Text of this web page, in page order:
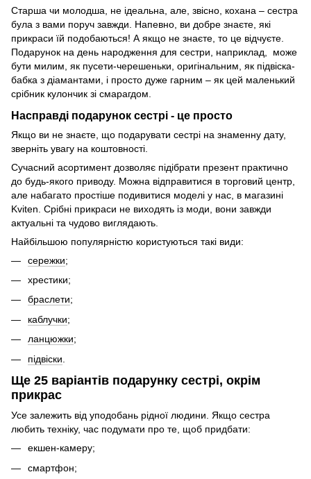
Старша чи молодша, не ідеальна, але, звісно, кохана – сестра
була з вами поруч завжди. Напевно, ви добре знаєте, які
прикраси їй подобаються! А якщо не знаєте, то це відчуєте.
Подарунок на день народження для сестри, наприклад, може
бути милим, як пусети-черешеньки, оригінальним, як підвіска-
бабка з діамантами, і просто дуже гарним – як цей маленький
срібник кулончик зі смарагдом.
Насправді подарунок сестрі - це просто
Якщо ви не знаєте, що подарувати сестрі на знаменну дату,
зверніть увагу на коштовності.
Сучасний асортимент дозволяє підібрати презент практично
до будь-якого приводу. Можна відправитися в торговий центр,
але набагато простіше подивитися моделі у нас, в магазині
Kviten. Срібні прикраси не виходять із моди, вони завжди
актуальні та чудово виглядають.
Найбільшою популярністю користуються такі види:
сережки;
хрестики;
браслети;
каблучки;
ланцюжки;
підвіски
Ще 25 варіантів подарунку сестрі, окрім
прикрас
Усе залежить від уподобань рідної людини. Якщо сестра
любить техніку, час подумати про те, щоб придбати:
екшен-камеру;
смартфон;